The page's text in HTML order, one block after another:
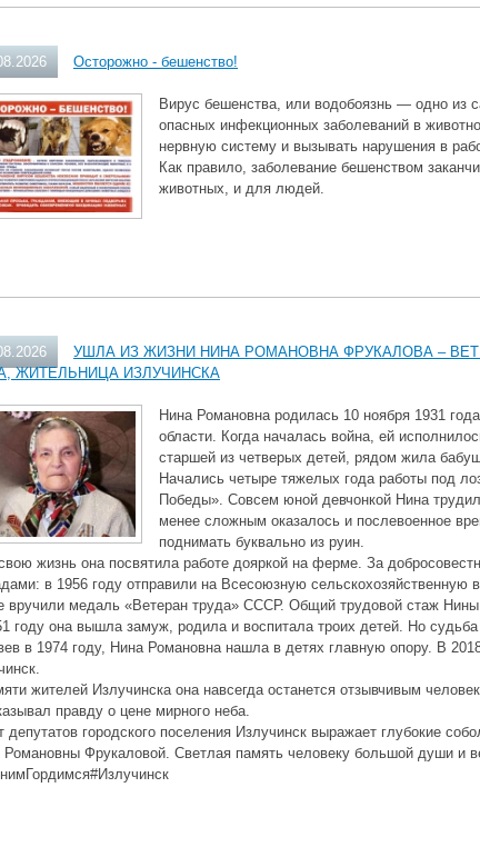
Осторожно - бешенство!
Вирус бешенства, или водобоязнь — одно из
опасных инфекционных заболеваний в
нервную систему и вызывать нарушения в
Как правило, заболевание бешенством
животных, и для людей.
УШЛА ИЗ ЖИЗНИ НИНА РОМАНОВНА ФРУКАЛОВА –
ЖИТЕЛЬНИЦА ИЗЛУЧИНСКА
Нина Романовна родилась 10 ноября 1931
области. Когда началась война, ей
старшей из четверых детей, рядом жила
Начались четыре тяжелых года работы под
Победы». Совсем юной девчонкой Нина
менее сложным оказалось и послевоенное
поднимать буквально из руин.
жизнь она посвятила работе дояркой на ферме. За
в 1956 году отправили на Всесоюзную
вручили медаль «Ветеран труда» СССР. Общий трудовой стаж
году она вышла замуж, родила и воспитала троих детей. Но
в 1974 году, Нина Романовна нашла в детях главную опору. В
жителей Излучинска она навсегда останется отзывчивым
правду о цене мирного неба.
депутатов городского поселения Излучинск выражает глубокие
Романовны Фрукаловой. Светлая память человеку большой души и